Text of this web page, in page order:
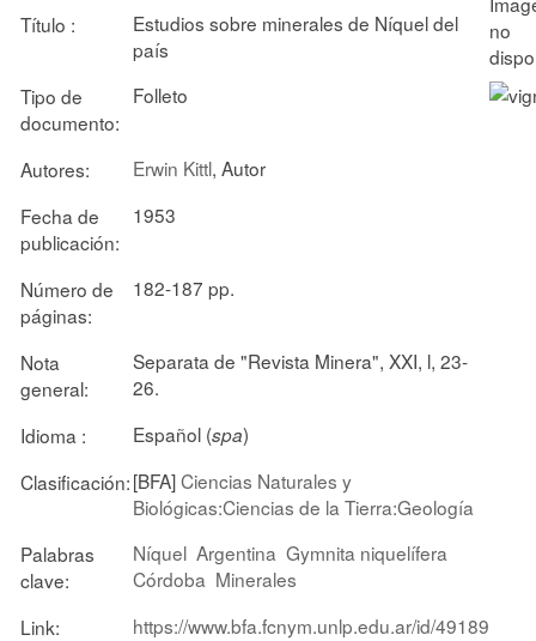
Título :
Estudios sobre minerales de Níquel del
país
Tipo de
documento:
Folleto
Autores: Erwin Kittl, Autor
Fecha de
publicación:
1953
Número de
páginas:
182-187 pp.
Nota
general:
Separata de "Revista Minera", XXI, l, 23-
26.
Idioma :
Español (spa)
Clasificación:[BFA]Ciencias Naturales y
Biológicas:Ciencias de la Tierra:Geología
Palabras
clave:
Níquel Argentina Gymnita niquelífera
Córdoba Minerales
Link:
https://www.bfa.fcnym.unlp.edu.ar/id/49189